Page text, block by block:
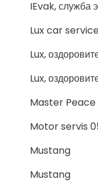
IEvak, служба
Lux car
Lux,
Lux,
Master Peace
Motor servis
Mustang
Mustang